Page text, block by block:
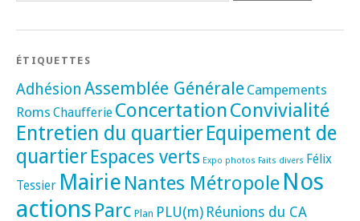
ÉTIQUETTES
Adhésion Assemblée Générale Campements
Roms Chaufferie ConcertationConvivialité
Entretien du quartierEquipement de
quartierEspaces verts Expo photos Faits divers Félix
Tessier Mairie Nantes Métropole Nos
actions Parc Plan PLU(m) Réunions du CA